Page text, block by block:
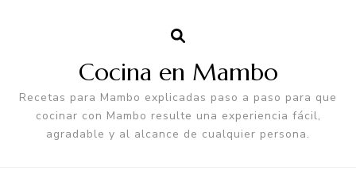
Cocina en Mambo
Recetas para Mambo explicadas paso a paso para que
cocinar con Mambo resulte una experiencia fácil,
agradable y al alcance de cualquier persona.